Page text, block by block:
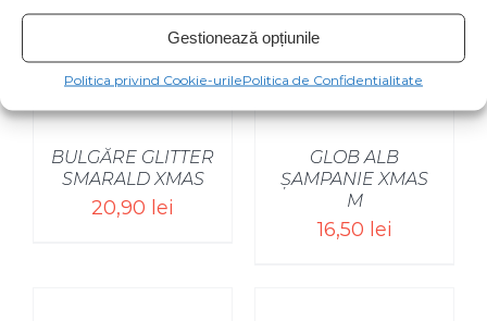
Gestionează opțiunile
Politica privind Cookie-urilePolitica de Confidentialitate
BULGĂRE GLITTER
SMARALD XMAS
20,90 lei
GLOB ALB
ȘAMPANIE XMAS
M
16,50 lei